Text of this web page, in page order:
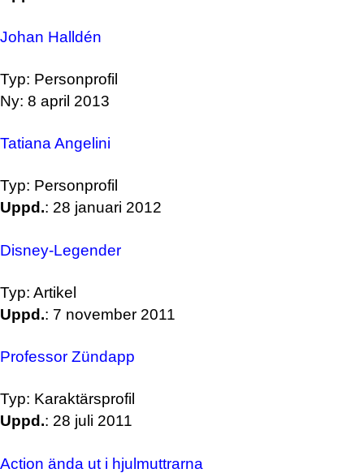
Johan Halldén
Typ: Personprofil
Ny: 8 april 2013
Tatiana Angelini
Typ: Personprofil
Uppd.: 28 januari 2012
Disney-Legender
Typ: Artikel
Uppd.: 7 november 2011
Professor Zündapp
Typ: Karaktärsprofil
Uppd.: 28 juli 2011
Action ända ut i hjulmuttrarna